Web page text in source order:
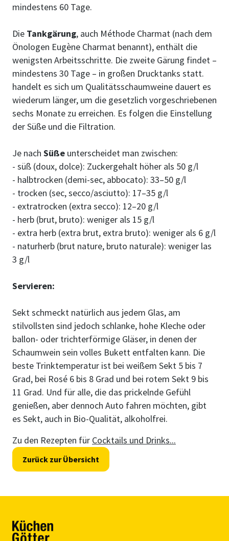
mindestens 60 Tage.
Die Tankgärung, auch Méthode Charmat (nach dem
Önologen Eugène Charmat benannt), enthält die
wenigsten Arbeitsschritte. Die zweite Gärung findet –
mindestens 30 Tage – in großen Drucktanks statt.
handelt es sich um Qualitätsschaumweine dauert es
wiederum länger, um die gesetzlich vorgeschriebenen
sechs Monate zu erreichen. Es folgen die Einstellung
der Süße und die Filtration.
Je nach Süße unterscheidet man zwischen:
- süß (doux, dolce): Zuckergehalt höher als 50 g/l
- halbtrocken (demi-sec, abbocato): 33–50 g/l
- trocken (sec, secco/asciutto): 17–35 g/l
- extratrocken (extra secco): 12–20 g/l
- herb (brut, bruto): weniger als 15 g/l
- extra herb (extra brut, extra bruto): weniger als 6 g/l
- naturherb (brut nature, bruto naturale): weniger las
3 g/l
Servieren:
Sekt schmeckt natürlich aus jedem Glas, am
stilvollsten sind jedoch schlanke, hohe Kleche oder
ballon- oder trichterförmige Gläser, in denen der
Schaumwein sein volles Bukett entfalten kann. Die
beste Trinktemperatur ist bei weißem Sekt 5 bis 7
Grad, bei Rosé 6 bis 8 Grad und bei rotem Sekt 9 bis
11 Grad. Und für alle, die das prickelnde Gefühl
genießen, aber dennoch Auto fahren möchten, gibt
es Sekt, auch in Bio-Qualität, alkoholfrei.
Zu den Rezepten für Cocktails und Drinks...
Zurück zur Übersicht